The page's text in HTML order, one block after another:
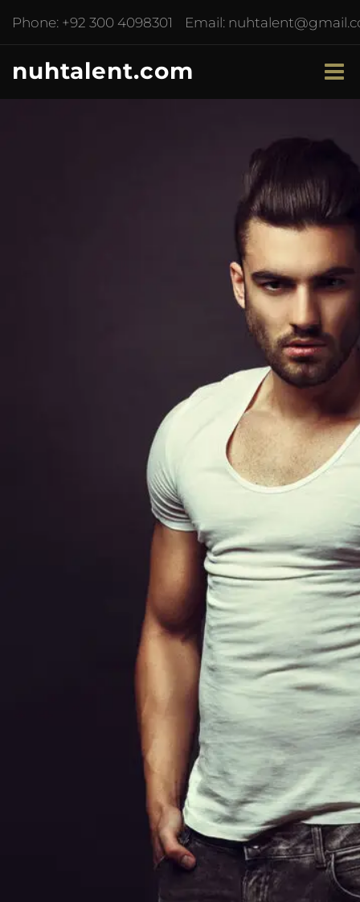
Phone: +92 300 4098301 Email:
nuhtalent.com